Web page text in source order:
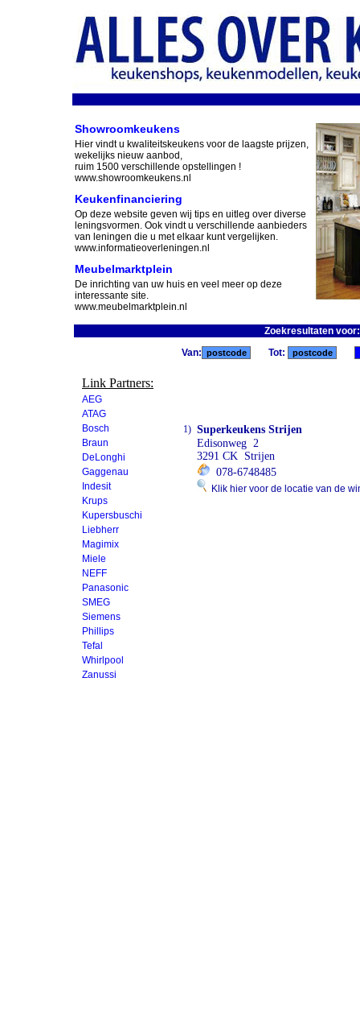
Showroomkeukens
Hier vindt u kwaliteitskeukens voor de laagste prijzen,
wekelijks nieuw aanbod,
ruim 1500 verschillende opstellingen !
www.showroomkeukens.nl
Keukenfinanciering
Op deze website geven wij tips en uitleg over diverse
leningsvormen. Ook vindt u verschillende aanbieders
van leningen die u met elkaar kunt vergelijken.
www.informatieoverleningen.nl
Meubelmarktplein
De inrichting van uw huis en veel meer op deze
interessante site.
www.meubelmarktplein.nl
Zoekresultaten
Link Partners:
AEG
ATAG
Bosch
Braun
DeLonghi
Gaggenau
Indesit
Krups
Kupersbuschi
Liebherr
Magimix
Miele
NEFF
Panasonic
SMEG
Siemens
Phillips
Tefal
Whirlpool
Zanussi
Van: Tot:
1) Superkeukens Strijen
Edisonweg 2
3291 CK Strijen
078-6748485
Klik hier voor de locatie van de